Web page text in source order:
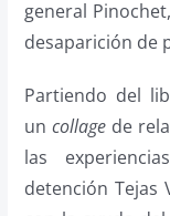
general
desaparición de
Partiendo del
un collagede
las
detención Tejas